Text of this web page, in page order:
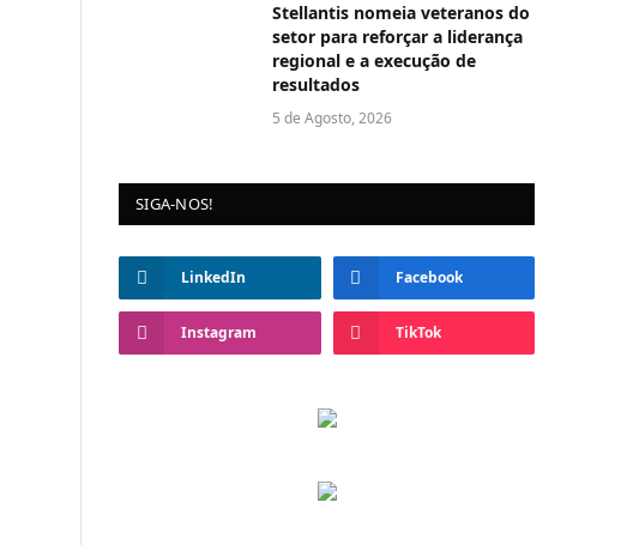
Stellantis nomeia veteranos do
setor para reforçar a liderança
regional e a execução de
resultados
5 de Agosto, 2026
SIGA-NOS!
LinkedIn Facebook
Instagram TikTok